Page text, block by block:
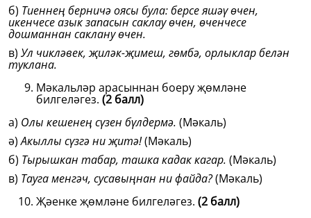
б) Тиеннең берничә оясы була: берсе яшәү өчен,
икенчесе азык запасын саклау өчен, өченчесе
дошманнан саклану өчен.
в) Ул чикләвек, җиләк-җимеш, гөмбә, орлыклар белән
туклана.
Мәкальләр арасыннан боеру җөмләне
билгеләгез. (2 балл)
а) Олы кешенең сүзен бүлдермә. (Мәкаль)
ә)Акыллы сүзгә ни җитә!(Мәкаль)
б) Тырышкан табар, ташка кадак кагар. (Мәкаль)
в) Тауга менгәч, сусавыңнан ни файда?(Мәкаль)
Җәенке җөмләне билгеләгез. (2 балл)